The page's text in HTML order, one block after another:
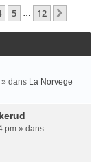
5 … 12
dans La Norvege
pm » dans